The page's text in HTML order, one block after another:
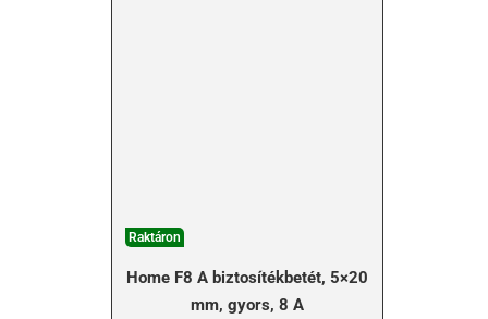
Raktáron
Home F8 A biztosítékbetét, 5×20
mm, gyors, 8 A